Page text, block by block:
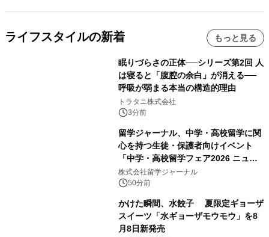
ライフスタイルの新着 もっと見る
眠りづらさの正体──シリーズ第2回 人
は寝ると「腹腔の余白」が消える──
呼吸が弱まる本当の構造的理由
トラタニ株式会社
3分前
留学ジャーナル、中学・高校留学に関
心を持つ生徒・保護者向けイベント
「中学・高校留学フェア2026 ニュー
ジーランド＆オーストラリア」を
9/12(土)に開催
株式会社留学ジャーナル
50分前
かけた瞬間、水餃子 夏限定ギョーザ
スイーツ「水ギョーザモウモウ」を8
月8日新発売